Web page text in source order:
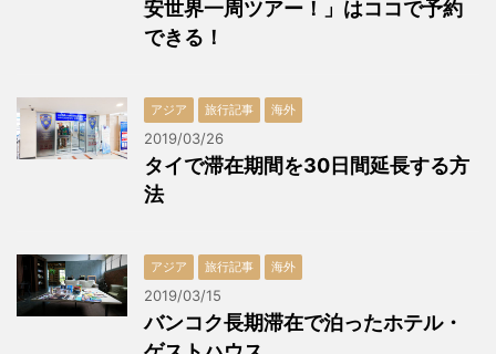
安世界一周ツアー！」はココで予約
できる！
アジア 旅行記事 海外
2019/03/26
タイで滞在期間を30日間延長する方
法
アジア 旅行記事 海外
2019/03/15
バンコク長期滞在で泊ったホテル・